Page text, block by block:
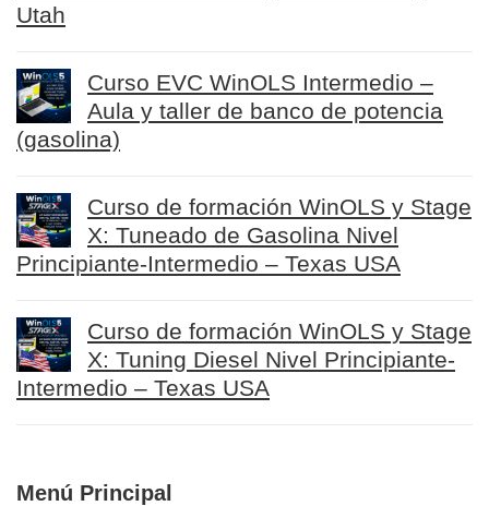
Utah
Curso EVC WinOLS Intermedio –
Aula y taller de banco de potencia
(gasolina)
Curso de formación WinOLS y Stage
X: Tuneado de Gasolina Nivel
Principiante-Intermedio – Texas USA
Curso de formación WinOLS y Stage
X: Tuning Diesel Nivel Principiante-
Intermedio – Texas USA
Menú Principal